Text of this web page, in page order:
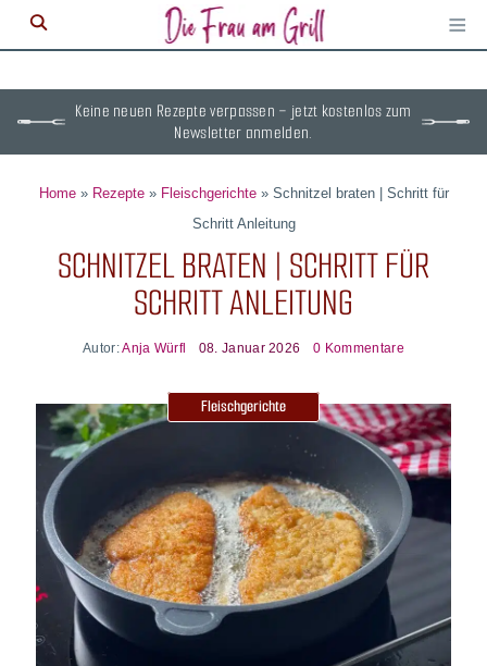
≡
Keine neuen Rezepte verpassen – jetzt kostenlos zum
Newsletter anmelden.
Home» Rezepte» Fleischgerichte» Schnitzel braten | Schritt für
Schritt Anleitung
SCHNITZEL BRATEN | SCHRITT FÜR
SCHRITT ANLEITUNG
Autor:Anja Würfl 08. Januar 2026 0 Kommentare
Fleischgerichte